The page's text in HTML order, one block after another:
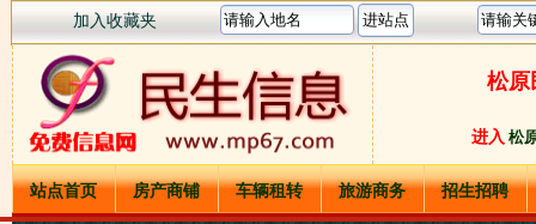
加入收藏夹
松原
进入 松
站点首页 房产商铺 车辆租转 旅游商务 招生招聘